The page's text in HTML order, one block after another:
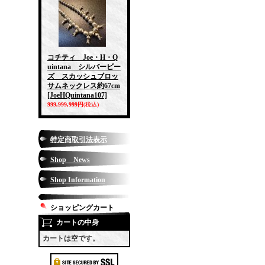
コチティ Joe・H・Q
uintana シルバービー
ズ スカッシュブロッ
サムネックレス約67cm
[JoeHQuintana107]
999,999,999円(税込)
特定商取引法表示
Shop News
Shop Information
ショッピングカート
カートの中身
カートは空です。